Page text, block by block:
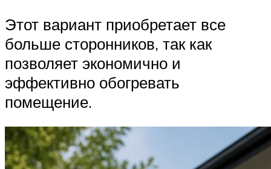
Этот вариант приобретает все
больше сторонников, так как
позволяет экономично и
эффективно обогревать
помещение.